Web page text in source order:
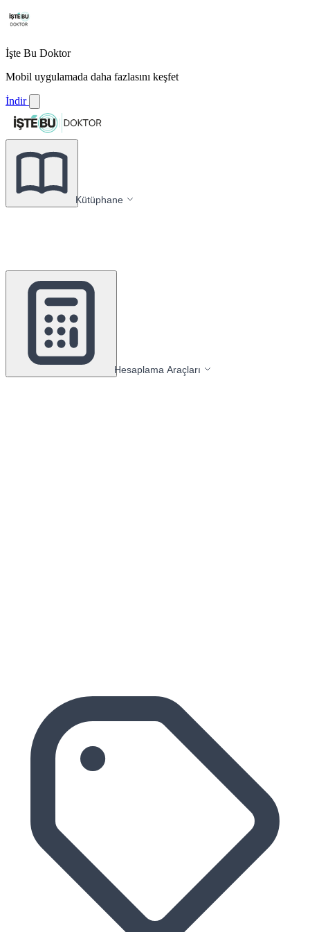
İşte Bu Doktor
Mobil uygulamada daha fazlasını keşfet
İndir
Kütüphane
Hesaplama Araçları